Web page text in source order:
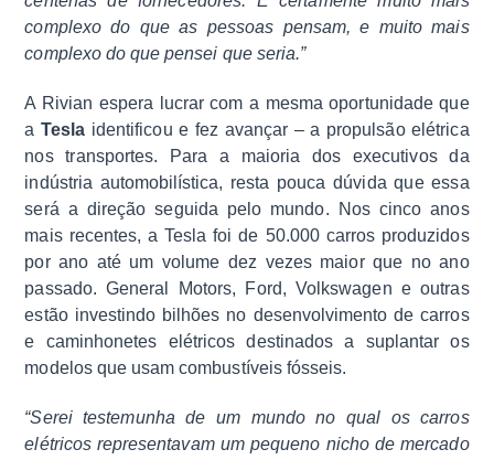
complexo do que as pessoas pensam, e muito mais
complexo do que pensei que seria.”
A Rivian espera lucrar com a mesma oportunidade que
aTesla identificou e fez avançar – a propulsão elétrica
nos transportes. Para a maioria dos executivos da
indústria automobilística, resta pouca dúvida que essa
será a direção seguida pelo mundo. Nos cinco anos
mais recentes, a Tesla foi de 50.000 carros produzidos
por ano até um volume dez vezes maior que no ano
passado. General Motors, Ford, Volkswagen e outras
estão investindo bilhões no desenvolvimento de carros
e caminhonetes elétricos destinados a suplantar os
modelos que usam combustíveis fósseis.
“Serei testemunha de um mundo no qual os carros
elétricos representavam um pequeno nicho de mercado